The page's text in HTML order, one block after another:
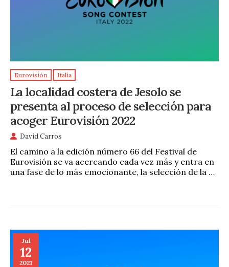
Eurovisión Italia
La localidad costera de Jesolo se
presenta al proceso de selección para
acoger Eurovisión 2022
David Carros
El camino a la edición número 66 del Festival de
Eurovisión se va acercando cada vez más y entra en
una fase de lo más emocionante, la selección de la …
Jul
12
2021